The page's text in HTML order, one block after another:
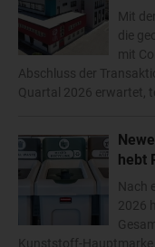
Mit
die
mit
Abschluss der
Quartal 2026 erwartet,
hebt
Nach
2026
Kunststoff-Hauptmarke